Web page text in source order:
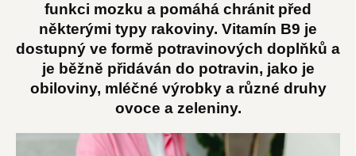
funkci mozku a pomáhá chránit před
některými typy rakoviny. Vitamín B9 je
dostupný ve formě potravinových doplňků a
je běžně přidáván do potravin, jako je
obiloviny, mléčné výrobky a různé druhy
ovoce a zeleniny.